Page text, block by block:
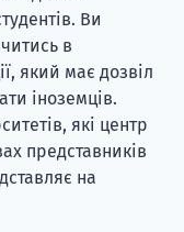
Ви
в
який має дозвіл
іноземців.
які центр
представників
на